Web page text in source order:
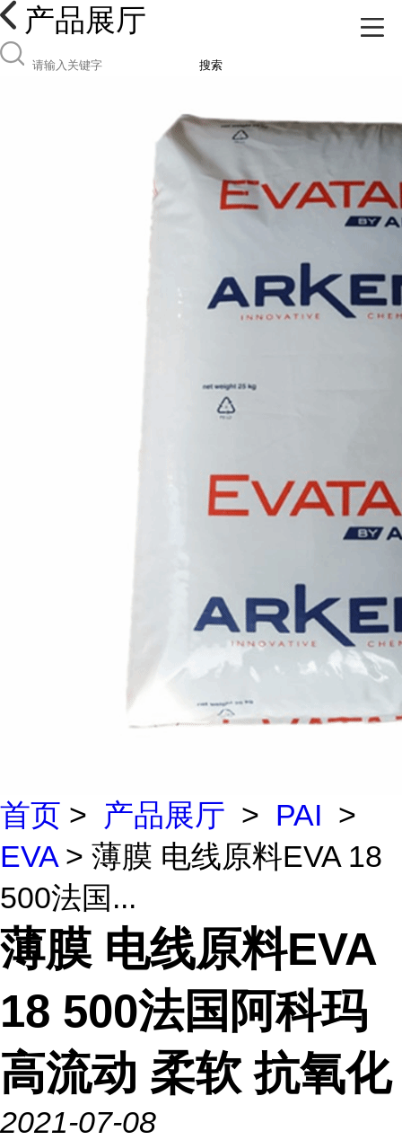
产品展厅
搜索
首页 > 产品展厅 > PAI >
EVA> 薄膜 电线原料EVA 18
500法国...
薄膜 电线原料EVA
18 500法国阿科玛
高流动 柔软 抗氧化
2021-07-08